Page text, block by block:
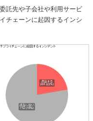
託先や子会社や利用サービ
チェーンに起因するインシ